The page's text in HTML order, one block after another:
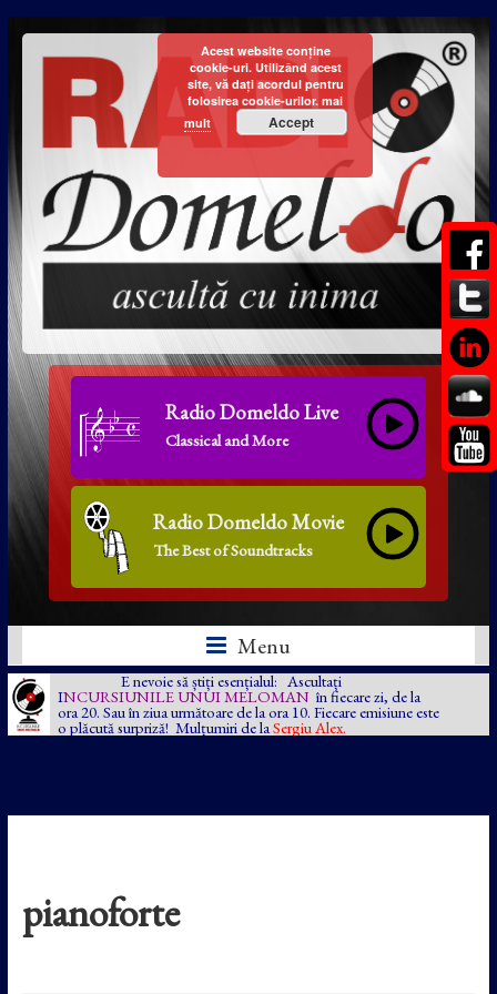
Radio Domeldo Live
Classical and More
Radio Domeldo Movie
The Best of Soundtracks
Menu
E nevoie să știți esențialul: Ascultați
INCURSIUNILE UNUI MELOMAN în fiecare zi, de la
ora 20. Sau în ziua următoare de la ora 10. Fiecare emisiune este
o plăcută surpriză! Mulțumiri de la Sergiu Alex.
pianoforte
Acest website conține
cookie-uri. Utilizând acest
site, vă dați acordul pentru
folosirea cookie-urilor. mai
mult
Accept